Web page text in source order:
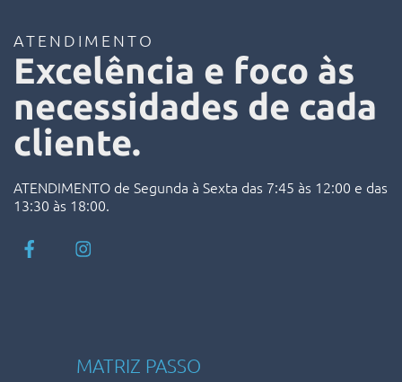
ATENDIMENTO
Excelência e foco às
necessidades de cada
cliente.
ATENDIMENTO de Segunda à Sexta das 7:45 às 12:00 e das
13:30 às 18:00.
MATRIZ PASSO